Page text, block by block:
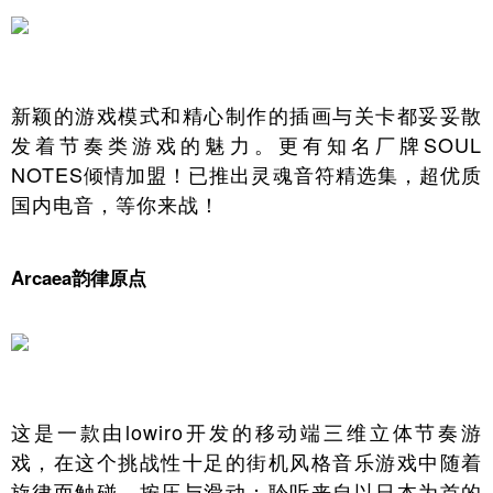
新颖的游戏模式和精心制作的插画与关卡都妥妥散
发着节奏类游戏的魅力。更有知名厂牌SOUL
NOTES倾情加盟！已推出灵魂音符精选集，超优质
国内电音，等你来战！
Arcaea韵律原点
这是一款由lowiro开发的移动端三维立体节奏游
戏，在这个挑战性十足的街机风格音乐游戏中随着